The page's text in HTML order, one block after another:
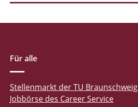
Für alle
Stellenmarkt der TU Braunschweig
Jobbörse des Career Service